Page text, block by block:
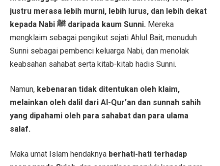
justru merasa lebih murni, lebih lurus, dan lebih dekat
kepada Nabi ﷺ daripada kaum Sunni. Mereka
mengklaim sebagai pengikut sejati Ahlul Bait, menuduh
Sunni sebagai pembenci keluarga Nabi, dan menolak
keabsahan sahabat serta kitab-kitab hadis Sunni.
Namun, kebenaran tidak ditentukan oleh klaim,
melainkan oleh dalil dari Al-Qur’an dan sunnah sahih
yang dipahami oleh para sahabat dan para ulama
salaf.
Maka umat Islam hendaknya berhati-hati terhadap